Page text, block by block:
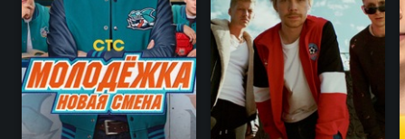
8.9 6.8